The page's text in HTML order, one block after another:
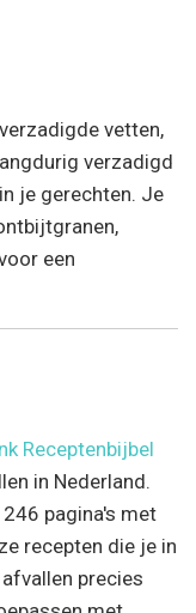
vetten,
verzadigd
je gerechten. Je
een
Receptenbijbel
in Nederland.
pagina's met
recepten die je in
precies